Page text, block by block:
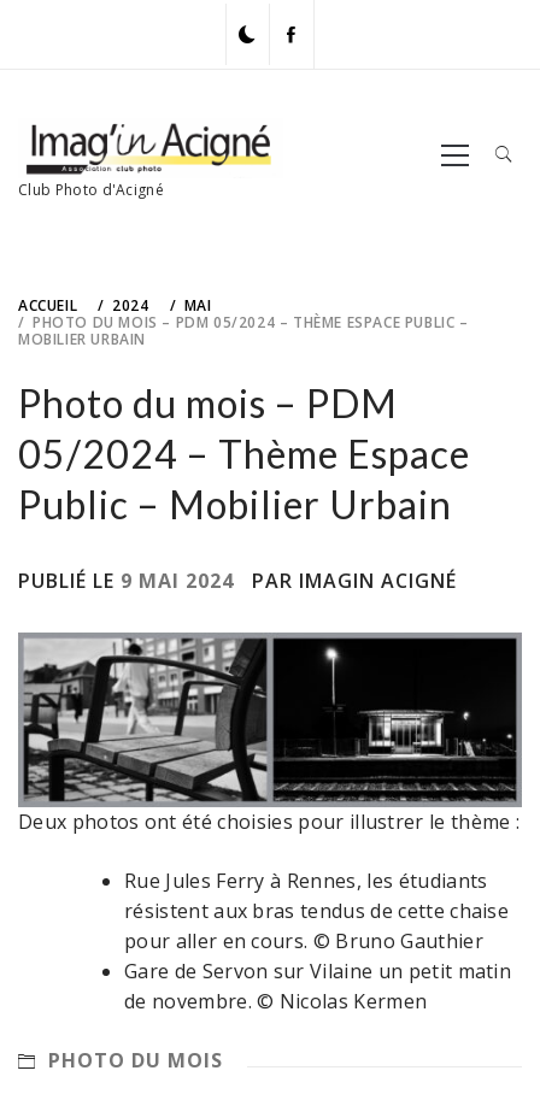
Club Photo d'Acigné
Primary
Menu
ACCUEIL 2024
MAI
PHOTO DU MOIS – PDM 05/2024 – THÈME ESPACE PUBLIC –
MOBILIER URBAIN
Photo du mois – PDM
05/2024 – Thème Espace
Public – Mobilier Urbain
PUBLIÉ LE 9 MAI 2024 PAR IMAGIN ACIGNÉ
Deux photos ont été choisies pour illustrer le thème :
Rue Jules Ferry à Rennes, les étudiants
résistent aux bras tendus de cette chaise
pour aller en cours. © Bruno Gauthier
Gare de Servon sur Vilaine un petit matin
de novembre. © Nicolas Kermen
PHOTO DU MOIS